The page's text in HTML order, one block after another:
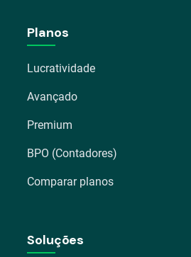
Planos
Lucratividade
Avançado
Premium
BPO (Contadores)
Comparar planos
Soluções